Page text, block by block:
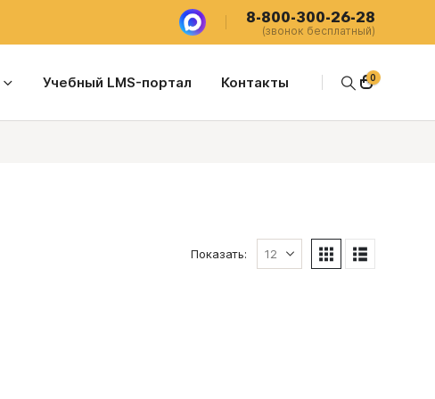
8-800-300-26-28
(звонок бесплатный)
Учебный LMS-портал Контакты 0
Показать: